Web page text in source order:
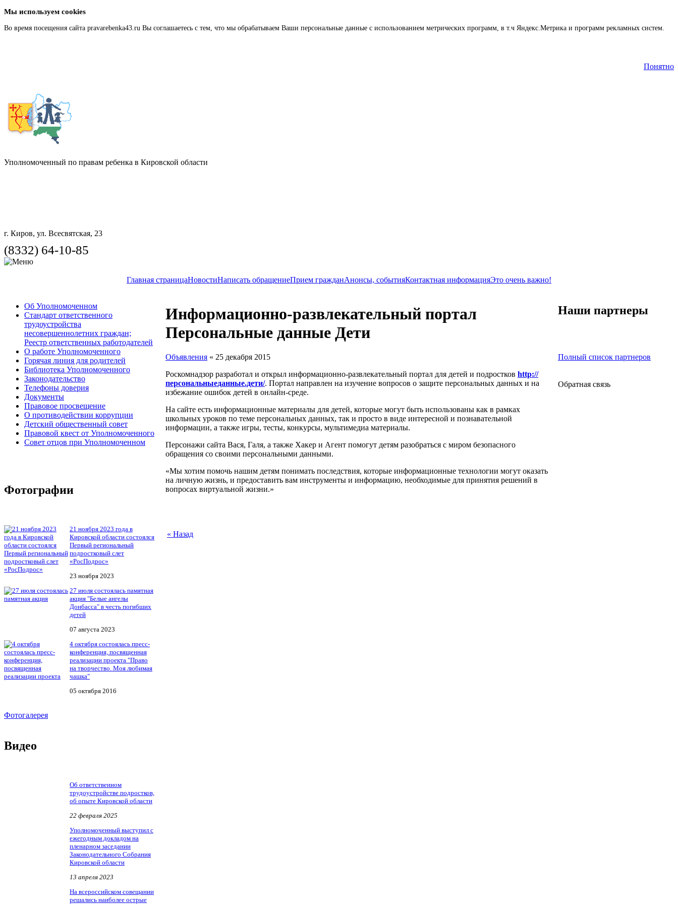
Мы используем cookies
Во время посещения сайта pravarebenka43.ru Вы соглашаетесь с тем, что мы обрабатываем Ваши персональные данные с использованием метрических программ, в т.ч Яндекс.Метрика и программ рекламных систем.
Понятно
Уполномоченный по правам ребенка в Кировской области
г. Киров, ул. Всесвятская, 23
(8332) 64-10-85
Главная страницаНовостиНаписать обращениеПрием гражданАнонсы, событияКонтактная информацияЭто очень важно!
Об Уполномоченном
Стандарт ответственного
трудоустройства
несовершеннолетних граждан;
Реестр ответственных работодателей
О работе Уполномоченного
Горячая линия для родителей
Библиотека Уполномоченного
Законодательство
Телефоны доверия
Документы
Правовое просвещение
О противодействии коррупции
Детский общественный совет
Правовой квест от Уполномоченного
Совет отцов при Уполномоченном
Фотографии
21 ноября 2023 года в
Кировской области состоялся
Первый региональный
подростковый слет
«РосПодрос»
23 ноября 2023
27 июля состоялась памятная
акция "Белые ангелы
Донбасса" в честь погибших
детей
07 августа 2023
4 октября состоялась пресс-
конференция, посвященная
реализации проекта "Право
на творчество. Моя любимая
чашка"
05 октября 2016
Фотогалерея
Видео
Об ответственном
трудоустройстве подростков,
об опыте Кировской области
22 февраля 2025
Уполномоченный выступил с
ежегодным докладом на
пленарном заседании
Законодательного Собрания
Кировской области
13 апреля 2023
На всероссийском совещании
решались наиболее острые
Информационно-развлекательный портал
Персональные данные Дети
Объявления « 25 декабря 2015
Роскомнадзор разработал и открыл информационно-развлекательный портал для детей и подростков http://
персональныеданные.дети/. Портал направлен на изучение вопросов о защите персональных данных и на
избежание ошибок детей в онлайн-среде.
На сайте есть информационные материалы для детей, которые могут быть использованы как в рамках
школьных уроков по теме персональных данных, так и просто в виде интересной и познавательной
информации, а также игры, тесты, конкурсы, мультимедиа материалы.
Персонажи сайта Вася, Галя, а также Хакер и Агент помогут детям разобраться с миром безопасного
обращения со своими персональными данными.
«Мы хотим помочь нашим детям понимать последствия, которые информационные технологии могут оказать
на личную жизнь, и предоставить вам инструменты и информацию, необходимые для принятия решений в
вопросах виртуальной жизни.»
« Назад
Наши партнеры
Полный список партнеров
Обратная связь